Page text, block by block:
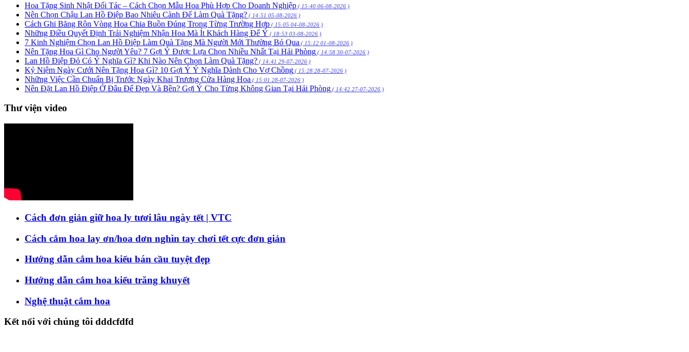
Hoa Tặng Sinh Nhật Đối Tác – Cách Chọn Mẫu Hoa Phù Hợp Cho Doanh Nghiệp ( 15:40 06-08-2026 )
Nên Chọn Chậu Lan Hồ Điệp Bao Nhiêu Cành Để Làm Quà Tặng? ( 14:51 05-08-2026 )
Cách Ghi Băng Rôn Vòng Hoa Chia Buồn Đúng Trong Từng Trường Hợp ( 15:05 04-08-2026 )
Những Điều Quyết Định Trải Nghiệm Nhận Hoa Mà Ít Khách Hàng Để Ý ( 18:53 03-08-2026 )
7 Kinh Nghiệm Chọn Lan Hồ Điệp Làm Quà Tặng Mà Người Mới Thường Bỏ Qua ( 15:12 01-08-2026 )
Nên Tặng Hoa Gì Cho Người Yêu? 7 Gợi Ý Được Lựa Chọn Nhiều Nhất Tại Hải Phòng ( 14:58 30-07-2026 )
Lan Hồ Điệp Đỏ Có Ý Nghĩa Gì? Khi Nào Nên Chọn Làm Quà Tặng? ( 14:41 29-07-2026 )
Kỷ Niệm Ngày Cưới Nên Tặng Hoa Gì? 10 Gợi Ý Ý Nghĩa Dành Cho Vợ Chồng ( 15:28 28-07-2026 )
Những Việc Cần Chuẩn Bị Trước Ngày Khai Trương Cửa Hàng Hoa ( 15:01 28-07-2026 )
Nên Đặt Lan Hồ Điệp Ở Đâu Để Đẹp Và Bền? Gợi Ý Cho Từng Không Gian Tại Hải Phòng ( 14:42 27-07-2026 )
Thư viện video
Cách đơn giản giữ hoa ly tươi lâu ngày tết | VTC
Cách cắm hoa lay ơn/hoa dơn nghìn tay chơi tết cực đơn giản
Hướng dẫn cắm hoa kiểu bán cầu tuyệt đẹp
Hướng dẫn cắm hoa kiểu trăng khuyết
Nghệ thuật cắm hoa
Kết nối với chúng tôi dddcfdfd